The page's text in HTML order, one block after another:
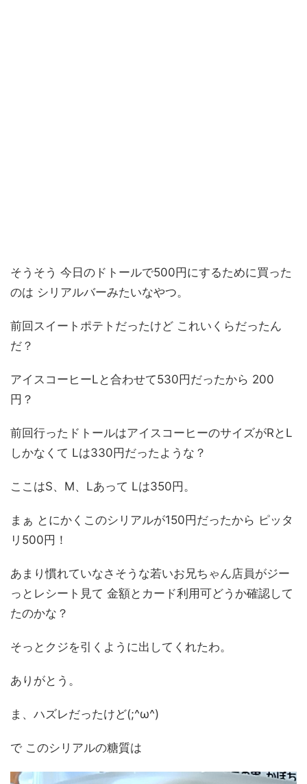
そうそう 今日のドトールで500円にするために買った
のは シリアルバーみたいなやつ。
前回スイートポテトだったけど これいくらだったん
だ？
アイスコーヒーLと合わせて530円だったから 200
円？
前回行ったドトールはアイスコーヒーのサイズがRとL
しかなくて Lは330円だったような？
ここはS、M、Lあって Lは350円。
まぁ とにかくこのシリアルが150円だったから ピッタ
リ500円！
あまり慣れていなさそうな若いお兄ちゃん店員がジー
っとレシート見て 金額とカード利用可どうか確認して
たのかな？
そっとクジを引くように出してくれたわ。
ありがとう。
ま、ハズレだったけど(;^ω^)
で このシリアルの糖質は